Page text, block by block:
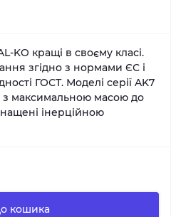
KO кращі в своєму класі.
згідно з нормами ЄС і
ГОСТ. Моделі серії AK7
з максимальною масою до
інерційною
кошика